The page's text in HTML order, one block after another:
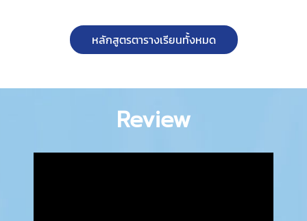
หลักสูตรตารางเรียนทั้งหมด
Review